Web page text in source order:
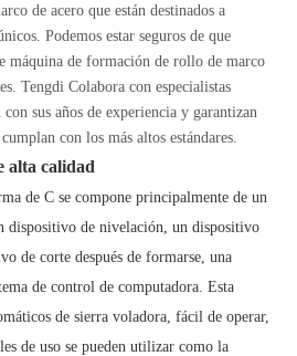
de acero que están destinados a
Podemos estar seguros de que
máquina de formación de rollo de marco
Tengdi Colabora con especialistas
sus años de experiencia y garantizan
con los más altos estándares.
alta calidad
de C se compone principalmente de un
dispositivo de nivelación, un dispositivo
de corte después de formarse, una
de control de computadora. Esta
de sierra voladora, fácil de operar,
de uso se pueden utilizar como la